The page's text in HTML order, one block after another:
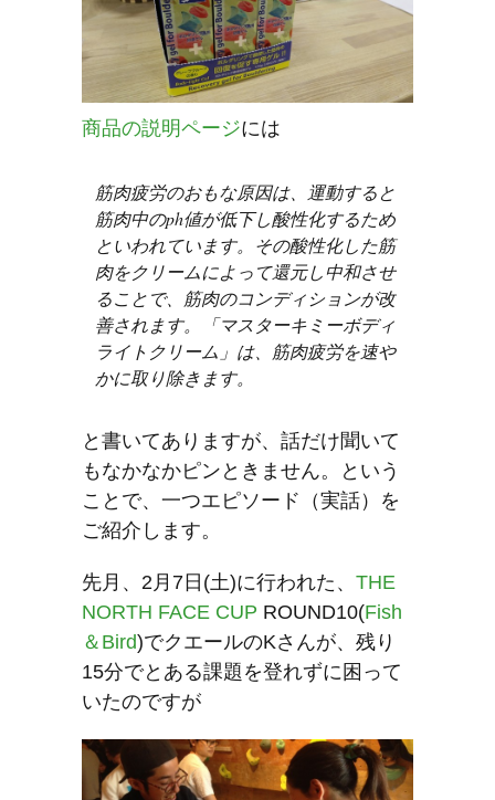
商品の説明ページには
筋肉疲労のおもな原因は、運動すると
筋肉中のph値が低下し酸性化するため
といわれています。その酸性化した筋
肉をクリームによって還元し中和させ
ることで、筋肉のコンディションが改
善されます。「マスターキミーボディ
ライトクリーム」は、筋肉疲労を速や
かに取り除きます。
と書いてありますが、話だけ聞いて
もなかなかピンときません。という
ことで、一つエピソード（実話）を
ご紹介します。
先月、2月7日(土)に行われた、 THE
NORTH FACE CUP ROUND10(Fish
＆Bird)でクエールのKさんが、残り
15分でとある課題を登れずに困って
いたのですが